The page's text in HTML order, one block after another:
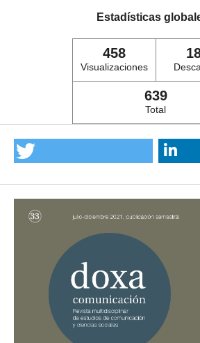
Estadísticas
458
Visualizaciones
639
Total